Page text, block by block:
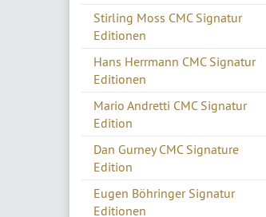
Stirling Moss CMC Signatur
Editionen
Hans Herrmann CMC Signatur
Editionen
Mario Andretti CMC Signatur
Edition
Dan Gurney CMC Signature
Edition
Eugen Böhringer Signatur
Editionen